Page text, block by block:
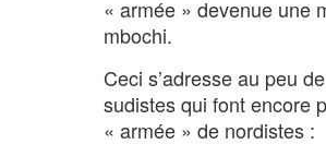
« armée » devenue une
mbochi.
Ceci s’adresse au peu
sudistes qui font encore
« armée » de nordistes :